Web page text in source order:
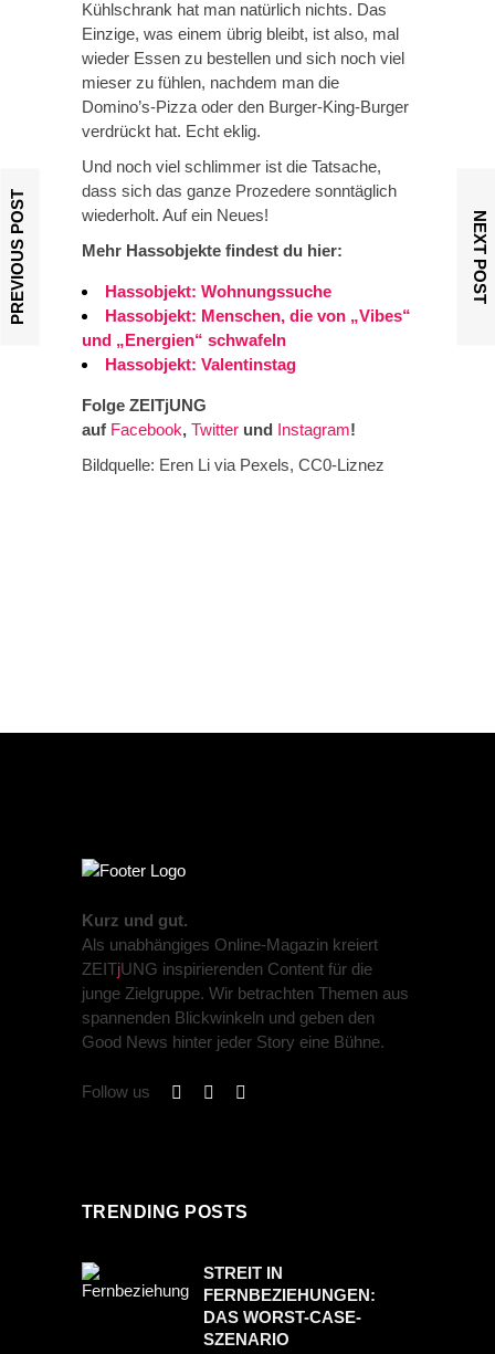
Kühlschrank hat man natürlich nichts. Das
Einzige, was einem übrig bleibt, ist also, mal
wieder Essen zu bestellen und sich noch viel
mieser zu fühlen, nachdem man die
Domino’s-Pizza oder den Burger-King-Burger
verdrückt hat. Echt eklig.
Und noch viel schlimmer ist die Tatsache,
dass sich das ganze Prozedere sonntäglich
wiederholt. Auf ein Neues!
Mehr Hassobjekte findest du hier:
Hassobjekt: Wohnungssuche
Hassobjekt: Menschen, die von „Vibes“
und „Energien“ schwafeln
Hassobjekt: Valentinstag
Folge ZEITjUNG
auf Facebook, Twitter und Instagram!
Bildquelle: Eren Li via Pexels, CC0-Liznez
PREVIOUS POST NEXT POST
Kurz und gut.
Als unabhängiges Online-Magazin kreiert
ZEITjUNG inspirierenden Content für die
junge Zielgruppe. Wir betrachten Themen aus
spannenden Blickwinkeln und geben den
Good News hinter jeder Story eine Bühne.
Follow us
TRENDING POSTS
STREIT IN
FERNBEZIEHUNGEN:
DAS WORST-CASE-
SZENARIO